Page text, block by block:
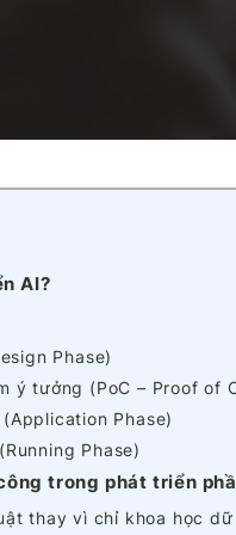
Toàn cầu
AI?
Phase)
ý tưởng (PoC – Proof of
Phase)
Phase)
trong phát triển
thay vì chỉ khoa học dữ